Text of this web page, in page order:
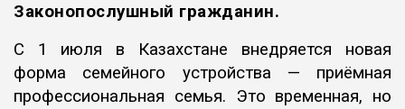
Законопослушный гражданин.
С 1 июля в Казахстане внедряется новая
форма семейного устройства — приёмная
профессиональная семья. Это временная, но